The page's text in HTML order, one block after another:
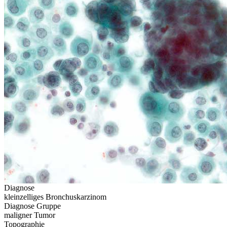
Diagnose
kleinzelliges Bronchuskarzinom
Diagnose Gruppe
maligner Tumor
Topographie